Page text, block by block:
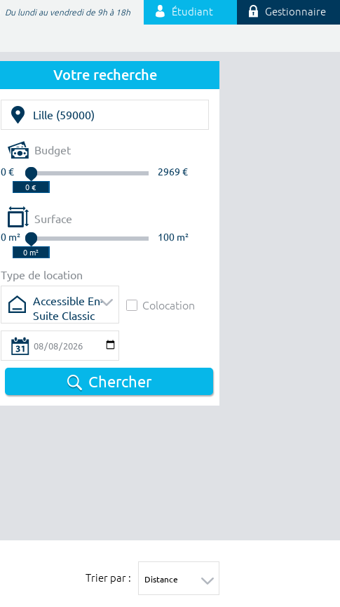
Du lundi au vendredi de 9h à 18h Étudiant Gestionnaire
Votre recherche
Budget
0 € 2969 €
Surface
0 m² 100 m²
Type de location
Accessible En-
Suite Classic
Colocation
Chercher
Trier par :